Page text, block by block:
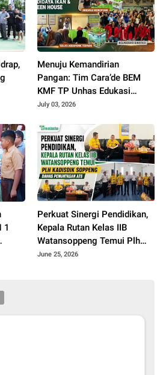
Menuju Kemandirian
Pangan: Tim Cara’de BEM
KMF TP Unhas Edukasi
Warga Desa Tinggimae
Green House
July 03, 2026
1
Perkuat Sinergi Pendidikan,
Kepala Rutan Kelas IIB
Watansoppeng Temui Plh
Kadisdik Soppeng Bahas
June 25, 2026